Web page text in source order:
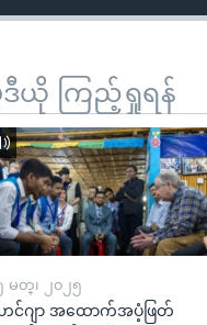
ဒီယို ကြည့်ရှုရန်
မတ္၊ ၂၀၂၅
င်ဂျာ အထောက်အပံ့ဖြတ်